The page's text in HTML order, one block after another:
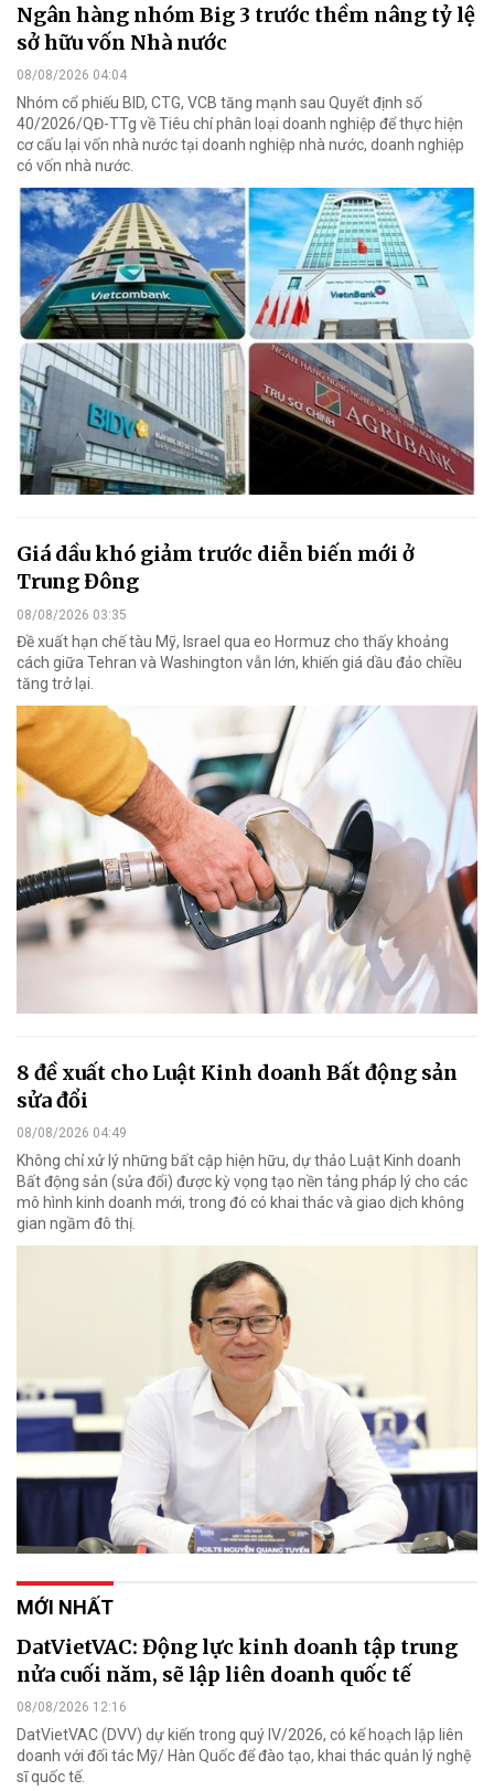
Ngân hàng nhóm Big 3 trước thềm nâng tỷ lệ
sở hữu vốn Nhà nước
08/08/2026 04:04
Nhóm cổ phiếu BID, CTG, VCB tăng mạnh sau Quyết định số
40/2026/QĐ-TTg về Tiêu chí phân loại doanh nghiệp để thực hiện
cơ cấu lại vốn nhà nước tại doanh nghiệp nhà nước, doanh nghiệp
có vốn nhà nước.
Giá dầu khó giảm trước diễn biến mới ở
Trung Đông
08/08/2026 03:35
Đề xuất hạn chế tàu Mỹ, Israel qua eo Hormuz cho thấy khoảng
cách giữa Tehran và Washington vẫn lớn, khiến giá dầu đảo chiều
tăng trở lại.
8 đề xuất cho Luật Kinh doanh Bất động sản
sửa đổi
08/08/2026 04:49
Không chỉ xử lý những bất cập hiện hữu, dự thảo Luật Kinh doanh
Bất động sản (sửa đổi) được kỳ vọng tạo nền tảng pháp lý cho các
mô hình kinh doanh mới, trong đó có khai thác và giao dịch không
gian ngầm đô thị.
MỚI NHẤT
DatVietVAC: Động lực kinh doanh tập trung
nửa cuối năm, sẽ lập liên doanh quốc tế
08/08/2026 12:16
DatVietVAC (DVV) dự kiến trong quý IV/2026, có kế hoạch lập liên
doanh với đối tác Mỹ/ Hàn Quốc để đào tạo, khai thác quản lý nghệ
sĩ quốc tế.